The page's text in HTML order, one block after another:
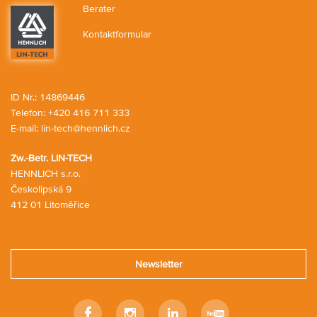
Berater
Kontaktformular
Zw.-Betr. LIN-TECH
HENNLICH s.r.o.
Českolipská 9
412 01 Litoměřice
ID Nr.: 14869446
Telefon: +420 416 711 333
E-mail: lin-tech@hennlich.cz
Newsletter